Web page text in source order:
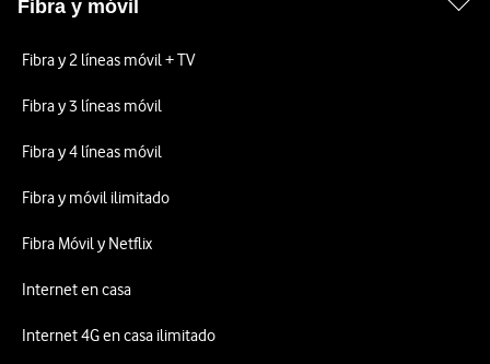
Fibra y móvil
Fibra y 2 líneas móvil + TV
Fibra y 3 líneas móvil
Fibra y 4 líneas móvil
Fibra y móvil ilimitado
Fibra Móvil y Netflix
Internet en casa
Internet 4G en casa ilimitado